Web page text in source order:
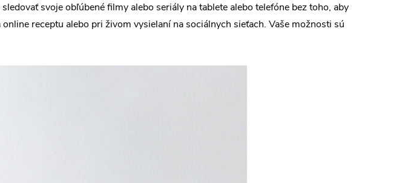
svoje obľúbené filmy alebo seriály na tablete alebo telefóne bez toho, aby
receptu alebo pri živom vysielaní na sociálnych sieťach. Vaše možnosti sú